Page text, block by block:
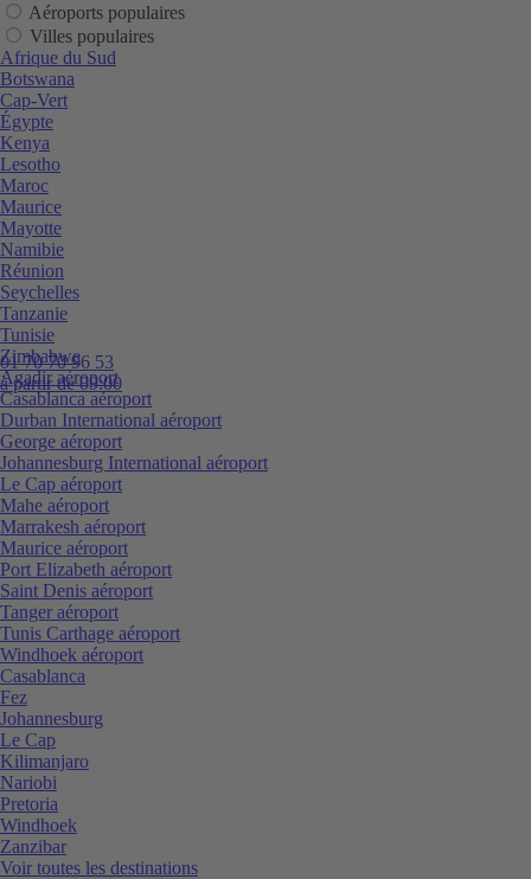
01 70 70 96 53
à partir de 09:00
Aéroports populaires
Villes populaires
Afrique du Sud
Botswana
Cap-Vert
Égypte
Kenya
Lesotho
Maroc
Maurice
Mayotte
Namibie
Réunion
Seychelles
Tanzanie
Tunisie
Zimbabwe
Agadir aéroport
Casablanca aéroport
Durban International aéroport
George aéroport
Johannesburg International aéroport
Le Cap aéroport
Mahe aéroport
Marrakesh aéroport
Maurice aéroport
Port Elizabeth aéroport
Saint Denis aéroport
Tanger aéroport
Tunis Carthage aéroport
Windhoek aéroport
Casablanca
Fez
Johannesburg
Le Cap
Kilimanjaro
Nariobi
Pretoria
Windhoek
Zanzibar
Voir toutes les destinations